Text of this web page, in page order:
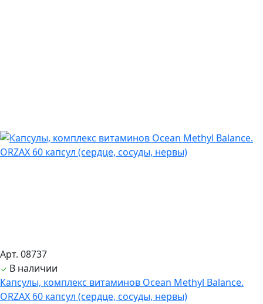
Арт. 08737
В наличии
Капсулы, комплекс витаминов Ocean Methyl Balance.
ORZAX 60 капсул (сердце, сосуды, нервы)